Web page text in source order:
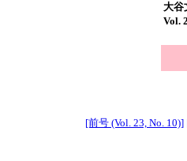
大谷
Vol.
[前号 (Vol. 23, No. 10)]